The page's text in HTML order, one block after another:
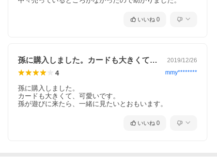
いいね 0
孫に購入しました。カードも大きくて、可… 2019/12/26
4 mmy********
孫に購入しました。
カードも大きくて、可愛いです。
孫が遊びに来たら、一緒に見たいとおもいます。
いいね 0